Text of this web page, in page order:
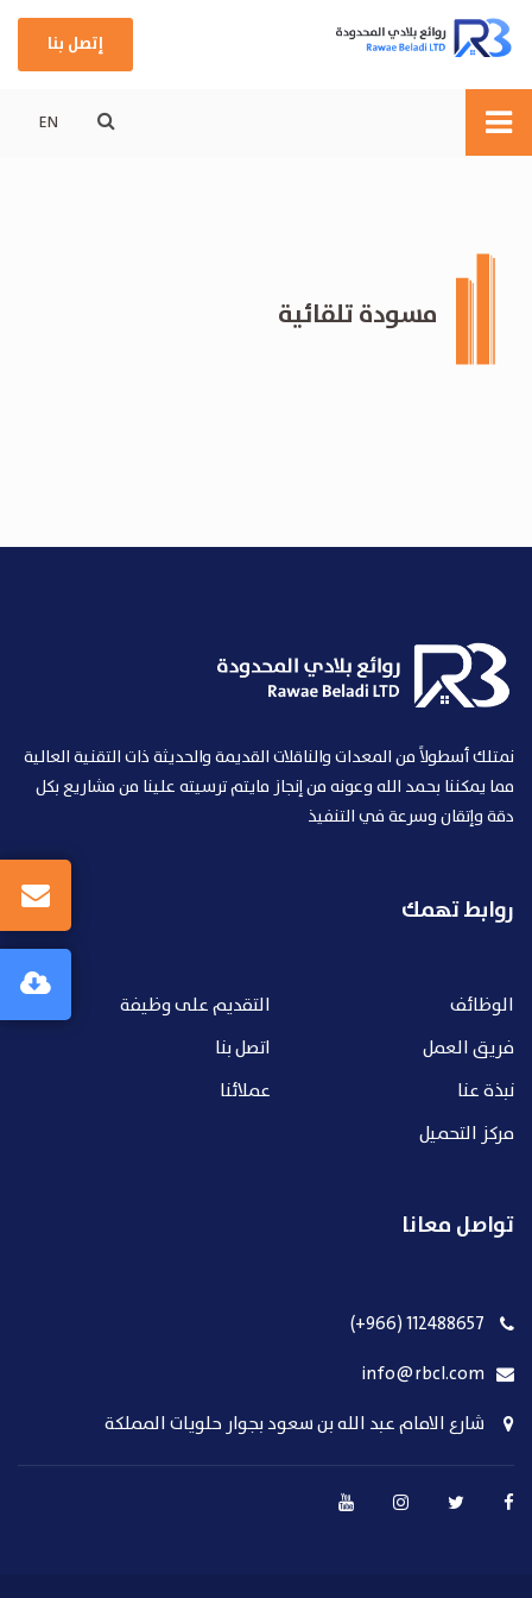
إتصل بنا
EN
مسودة تلقائية
نمتلك أسطولاً من المعدات والناقلات القديمة والحديثة ذات التقنية العالية
مما يمكننا بحمد الله وعونه من إنجاز مايتم ترسيته علينا من مشاريع بكل
دقة وإتقان وسرعة في التنفيذ
روابط تهمك
الوظائف
التقديم على وظيفة
فريق العمل
اتصل بنا
نبذة عنا
عملائنا
مركز التحميل
تواصل معانا
112488657 (966+)
info@rbcl.com
شارع الامام عبد الله بن سعود بجوار حلويات المملكة